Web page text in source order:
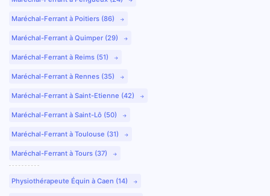
Maréchal-Ferrant à Poitiers (86)
Maréchal-Ferrant à Quimper (29)
Maréchal-Ferrant à Reims (51)
Maréchal-Ferrant à Rennes (35)
Maréchal-Ferrant à Saint-Etienne (42)
Maréchal-Ferrant à Saint-Lô (50)
Maréchal-Ferrant à Toulouse (31)
Maréchal-Ferrant à Tours (37)
Physiothérapeute Équin à Caen (14)